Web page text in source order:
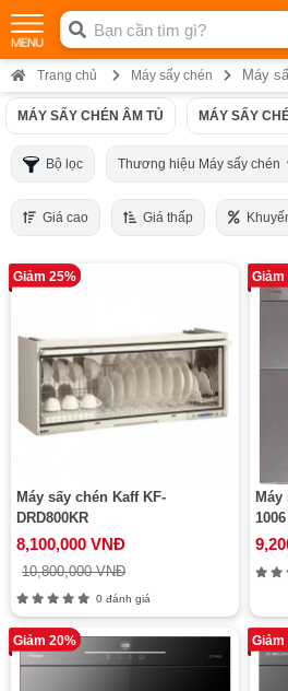
Trang chủ Máy sấy chén Máy
MÁY SẤY CHÉN ÂM TỦ MÁY SẤY
Bộ lọc Thương hiệu Máy sấy chén
Giá cao Giá thấp
Giảm 25%
Máy sấy chén Kaff KF-
DRD800KR
8,100,000 VNĐ
10,800,000 VNĐ
0 đánh giá
Giảm
Máy
1006
Giảm 20% Giảm